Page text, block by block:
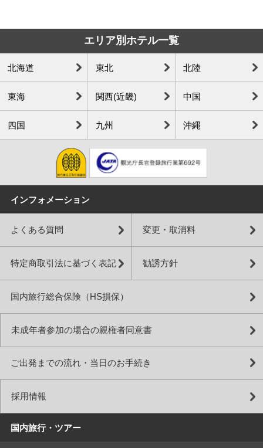
エリア別ホテル一覧
北海道 東北 北陸
東海 関西(近畿) 中国
四国 九州 沖縄
インフォメーション
よくある質問 変更・取消料
特定商取引法に基づく表記 勧誘方針
国内旅行総合保険（HS損保）
未成年者参加の場合の親権者同意書
ご出発までの流れ・当日のお手続き
採用情報
国内旅行・ツアー